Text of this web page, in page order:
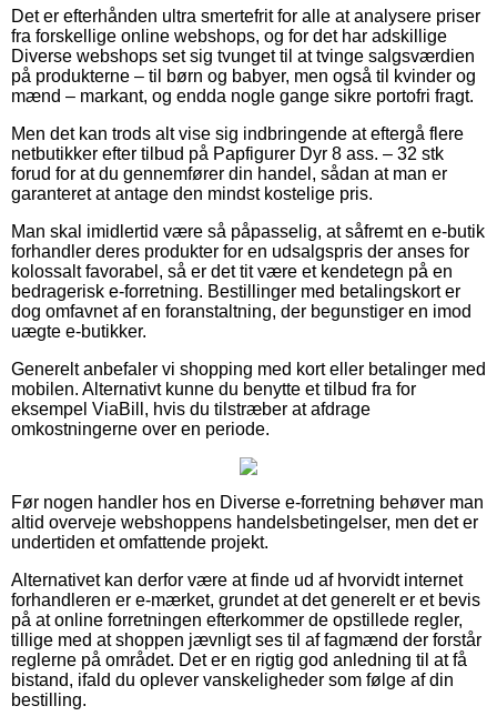
Det er efterhånden ultra smertefrit for alle at analysere priser
fra forskellige online webshops, og for det har adskillige
Diverse webshops set sig tvunget til at tvinge salgsværdien
på produkterne – til børn og babyer, men også til kvinder og
mænd – markant, og endda nogle gange sikre portofri fragt.
Men det kan trods alt vise sig indbringende at eftergå flere
netbutikker efter tilbud på Papfigurer Dyr 8 ass. – 32 stk
forud for at du gennemfører din handel, sådan at man er
garanteret at antage den mindst kostelige pris.
Man skal imidlertid være så påpasselig, at såfremt en e-butik
forhandler deres produkter for en udsalgspris der anses for
kolossalt favorabel, så er det tit være et kendetegn på en
bedragerisk e-forretning. Bestillinger med betalingskort er
dog omfavnet af en foranstaltning, der begunstiger en imod
uægte e-butikker.
Generelt anbefaler vi shopping med kort eller betalinger med
mobilen. Alternativt kunne du benytte et tilbud fra for
eksempel ViaBill, hvis du tilstræber at afdrage
omkostningerne over en periode.
Før nogen handler hos en Diverse e-forretning behøver man
altid overveje webshoppens handelsbetingelser, men det er
undertiden et omfattende projekt.
Alternativet kan derfor være at finde ud af hvorvidt internet
forhandleren er e-mærket, grundet at det generelt er et bevis
på at online forretningen efterkommer de opstillede regler,
tillige med at shoppen jævnligt ses til af fagmænd der forstår
reglerne på området. Det er en rigtig god anledning til at få
bistand, ifald du oplever vanskeligheder som følge af din
bestilling.